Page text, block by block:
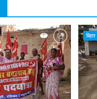
बिहार